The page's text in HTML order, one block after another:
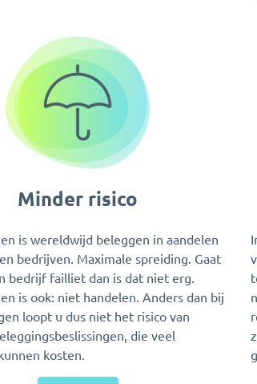
Minder risico
is wereldwijd beleggen in aandelen
bedrijven. Maximale spreiding. Gaat
bedrijf failliet dan is dat niet erg.
is ook: niet handelen. Anders dan bij
loopt u dus niet het risico van
die veel
kosten.